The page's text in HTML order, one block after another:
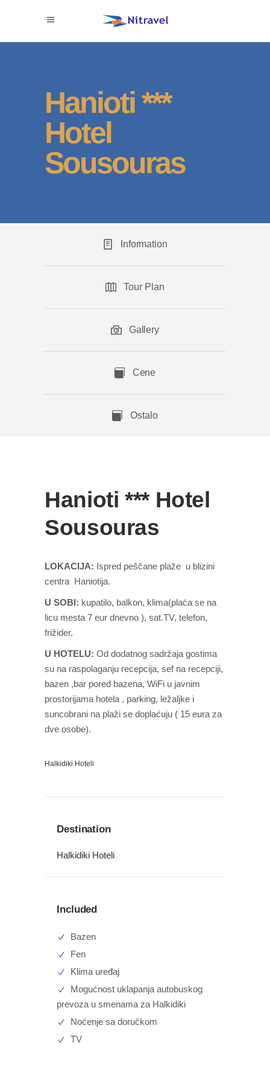
Hanioti ***
Hotel
Sousouras
Information
Tour Plan
Gallery
Cene
Ostalo
Hanioti *** Hotel
Sousouras
LOKACIJA: Ispred peščane plaže u blizini
centra Haniotija.
U SOBI: kupatilo, balkon, klima(plaća se na
licu mesta 7 eur dnevno ), sat.TV, telefon,
frižider.
U HOTELU: Od dodatnog sadržaja gostima
su na raspolaganju recepcija, sef na recepciji,
bazen ,bar pored bazena, WiFi u javnim
prostorijama hotela , parking, ležaljke i
suncobrani na plaži se doplaćuju ( 15 eura za
dve osobe).
Halkidiki Hoteli
Destination
Halkidiki Hoteli
Included
Bazen
Fen
Klima uređaj
Mogućnost uklapanja autobuskog
prevoza u smenama za Halkidiki
Noćenje sa doručkom
TV